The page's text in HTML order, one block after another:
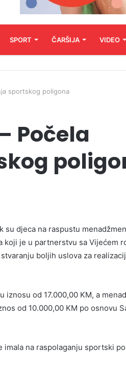
SPORT ČARŠIJA VIDEO
sportskog poligona
Počela
su djeca na raspustu
je u partnerstvu sa Vijećem
boljih uslova za
iznosu od 17.000,00 KM, a
od 10.000,00 KM po osnovu
imala na raspolaganju sportski